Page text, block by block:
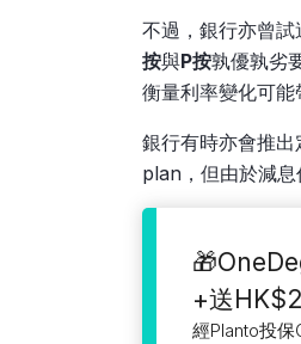
不過，銀行亦曾
按與P按孰優孰劣
衡量利率變化可能
銀行有時亦會推
plan，但由於減息
+送
經Planto投